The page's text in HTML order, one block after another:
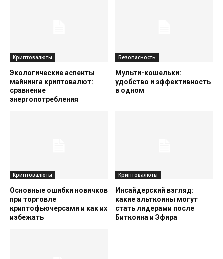
Криптовалюты
Экологические аспекты
майнинга криптовалют:
сравнение
энергопотребления
Безопасность
Мульти-кошельки:
удобство и эффективность
в одном
Криптовалюты
Основные ошибки новичков
при торговле
криптофьючерсами и как их
избежать
Криптовалюты
Инсайдерский взгляд:
какие альткоины могут
стать лидерами после
Биткоина и Эфира